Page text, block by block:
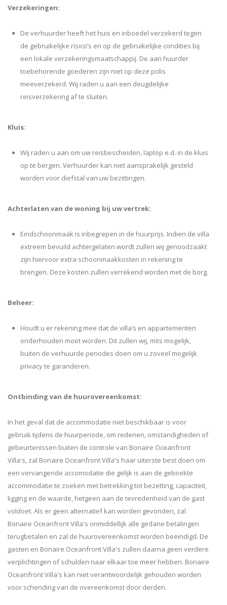
Verzekeringen:
De verhuurder heeft het huis en inboedel verzekerd tegen
de gebruikelijke risico’s en op de gebruikelijke condities bij
een lokale verzekeringsmaatschappij. De aan huurder
toebehorende goederen zijn niet op deze polis
meeverzekerd. Wij raden u aan een deugdelijke
reisverzekering af te sluiten.
Kluis:
Wij raden u aan om uw reisbescheiden, laptop e.d. in de kluis
op te bergen. Verhuurder kan niet aansprakelijk gesteld
worden voor diefstal van uw bezittingen.
Achterlaten van de woning bij uw vertrek:
Eindschoonmaak is inbegrepen in de huurprijs. Indien de villa
extreem bevuild achtergelaten wordt zullen wij genoodzaakt
zijn hiervoor extra schoonmaakkosten in rekening te
brengen. Deze kosten zullen verrekend worden met de borg.
Beheer:
Houdt u er rekening mee dat de villa’s en appartementen
onderhouden moet worden. Dit zullen wij, mits mogelijk,
buiten de verhuurde periodes doen om u zoveel mogelijk
privacy te garanderen.
Ontbinding van de huurovereenkomst:
In het geval dat de accommodatie niet beschikbaar is voor
gebruik tijdens de huurperiode, om redenen, omstandigheden of
gebeurtenissen buiten de controle van Bonaire Oceanfront
Villa's, zal Bonaire Oceanfront Villa's haar uiterste best doen om
een ​​vervangende accomodatie die gelijk is aan de geboekte
accommodatie te zoeken met betrekking tot bezetting, capaciteit,
ligging en de waarde, hetgeen aan de tevredenheid van de gast
voldoet. Als er geen alternatief kan worden gevonden, zal
Bonaire Oceanfront Villa's onmiddellijk alle gedane betalingen
terugbetalen en zal de huurovereenkomst worden beëindigd. De
gasten en Bonaire Oceanfront Villa's zullen daarna geen verdere
verplichtingen of schulden naar elkaar toe meer hebben. Bonaire
Oceanfront Villa's kan niet verantwoordelijk gehouden worden
voor schending van de overeenkomst door derden.